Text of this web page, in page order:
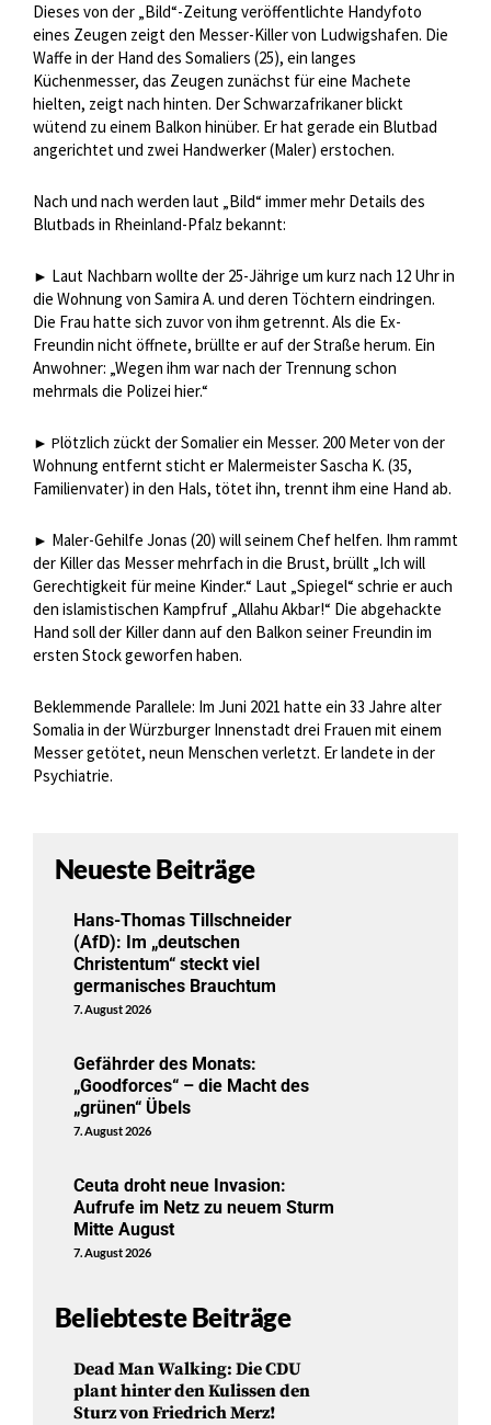
Dieses von der „Bild“-Zeitung veröffentlichte Handyfoto
eines Zeugen zeigt den Messer-Killer von Ludwigshafen. Die
Waffe in der Hand des Somaliers (25), ein langes
Küchenmesser, das Zeugen zunächst für eine Machete
hielten, zeigt nach hinten. Der Schwarzafrikaner blickt
wütend zu einem Balkon hinüber. Er hat gerade ein Blutbad
angerichtet und zwei Handwerker (Maler) erstochen.
Nach und nach werden laut „Bild“ immer mehr Details des
Blutbads in Rheinland-Pfalz bekannt:
► Laut Nachbarn wollte der 25-Jährige um kurz nach 12 Uhr in
die Wohnung von Samira A. und deren Töchtern eindringen.
Die Frau hatte sich zuvor von ihm getrennt. Als die Ex-
Freundin nicht öffnete, brüllte er auf der Straße herum. Ein
Anwohner: „Wegen ihm war nach der Trennung schon
mehrmals die Polizei hier.“
► Plötzlich zückt der Somalier ein Messer. 200 Meter von der
Wohnung entfernt sticht er Malermeister Sascha K. (35,
Familienvater) in den Hals, tötet ihn, trennt ihm eine Hand ab.
► Maler-Gehilfe Jonas (20) will seinem Chef helfen. Ihm rammt
der Killer das Messer mehrfach in die Brust, brüllt „Ich will
Gerechtigkeit für meine Kinder.“ Laut „Spiegel“ schrie er auch
den islamistischen Kampfruf „Allahu Akbar!“ Die abgehackte
Hand soll der Killer dann auf den Balkon seiner Freundin im
ersten Stock geworfen haben.
Beklemmende Parallele: Im Juni 2021 hatte ein 33 Jahre alter
Somalia in der Würzburger Innenstadt drei Frauen mit einem
Messer getötet, neun Menschen verletzt. Er landete in der
Psychiatrie.
Neueste Beiträge
Hans-Thomas Tillschneider
(AfD): Im „deutschen
Christentum“ steckt viel
germanisches Brauchtum
7. August 2026
Gefährder des Monats:
„Goodforces“ – die Macht des
„grünen“ Übels
7. August 2026
Ceuta droht neue Invasion:
Aufrufe im Netz zu neuem Sturm
Mitte August
7. August 2026
Beliebteste Beiträge
Dead Man Walking: Die CDU
plant hinter den Kulissen den
Sturz von Friedrich Merz!